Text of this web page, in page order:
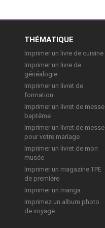
THÉMATIQUE
Imprimer un livre de cuisine
Imprimer un livre de
généalogie
Imprimer un livret de
formation
Imprimer un livret de messe
baptême
Imprimer un livret de messe
pour votre mariage
Imprimer un livret de mon
musée
Imprimer un magazine TPE
de première
Imprimer un manga
Imprimez un album photo
de voyage